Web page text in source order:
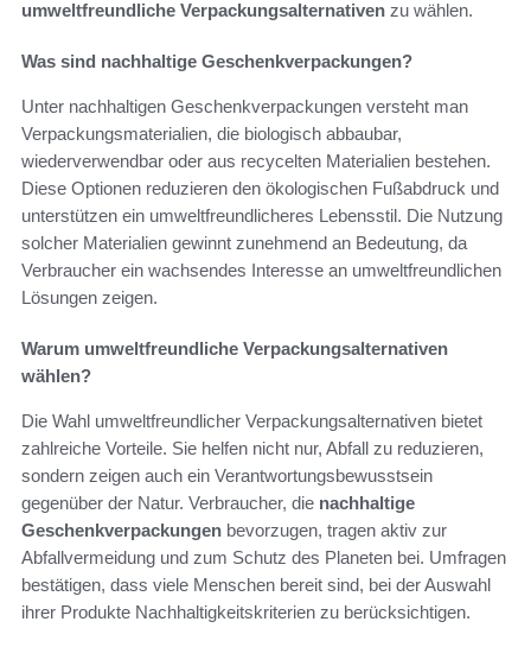
umweltfreundliche Verpackungsalternativen zu wählen.
Was sind nachhaltige Geschenkverpackungen?
Unter nachhaltigen Geschenkverpackungen versteht man
Verpackungsmaterialien, die biologisch abbaubar,
wiederverwendbar oder aus recycelten Materialien bestehen.
Diese Optionen reduzieren den ökologischen Fußabdruck und
unterstützen ein umweltfreundlicheres Lebensstil. Die Nutzung
solcher Materialien gewinnt zunehmend an Bedeutung, da
Verbraucher ein wachsendes Interesse an umweltfreundlichen
Lösungen zeigen.
Warum umweltfreundliche Verpackungsalternativen
wählen?
Die Wahl umweltfreundlicher Verpackungsalternativen bietet
zahlreiche Vorteile. Sie helfen nicht nur, Abfall zu reduzieren,
sondern zeigen auch ein Verantwortungsbewusstsein
gegenüber der Natur. Verbraucher, die nachhaltige
Geschenkverpackungen bevorzugen, tragen aktiv zur
Abfallvermeidung und zum Schutz des Planeten bei. Umfragen
bestätigen, dass viele Menschen bereit sind, bei der Auswahl
ihrer Produkte Nachhaltigkeitskriterien zu berücksichtigen.